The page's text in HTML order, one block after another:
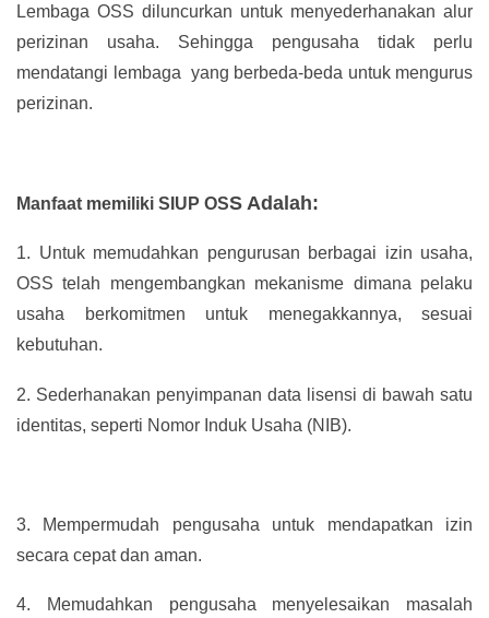
Lembaga OSS diluncurkan untuk menyederhanakan alur
perizinan usaha. Sehingga pengusaha tidak perlu
mendatangi lembaga yang berbeda-beda untuk mengurus
perizinan.
Manfaat memiliki SIUP OSS Adalah:
1. Untuk memudahkan pengurusan berbagai izin usaha,
OSS telah mengembangkan mekanisme dimana pelaku
usaha berkomitmen untuk menegakkannya, sesuai
kebutuhan.
2. Sederhanakan penyimpanan data lisensi di bawah satu
identitas, seperti Nomor Induk Usaha (NIB).
3.
Mempermudah pengusaha untuk mendapatkan izin
secara cepat dan aman.
4. Memudahkan pengusaha menyelesaikan masalah